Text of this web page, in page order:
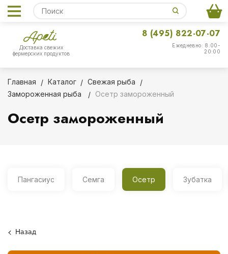
Доставка свежих
фермерских продуктов
Ежедневно: 8:00-
20:00
8 (495) 822-07-07
Главная Каталог
Свежая рыба
Замороженная рыба
Осетр замороженный
Осетр замороженный
Пангасиус Семга Осетр Зубатка
Назад